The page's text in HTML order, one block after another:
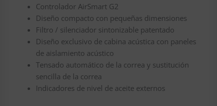
Controlador AirSmart G2
Diseño compacto con pequeñas dimensiones
Filtro / silenciador sintonizable patentado
Diseño exclusivo de cabina acústica con paneles
de aislamiento acústico
Tensado automático de la correa y sustitución
sencilla de la correa
Indicadores de nivel de aceite externos